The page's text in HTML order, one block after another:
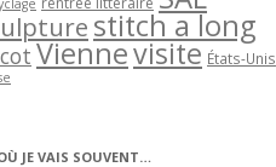
stitch a long
Viennevisite États-Unis
JE VAIS SOUVENT…